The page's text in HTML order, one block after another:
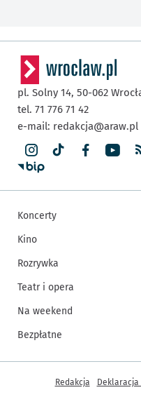
pl. Solny 14, 50-062
tel. 71 776 71 42
e-mail: redakcja@araw.pl
Koncerty
Kino
Rozrywka
Teatr i opera
Na weekend
Bezpłatne
Inne informacje
Redakcja Deklaracja